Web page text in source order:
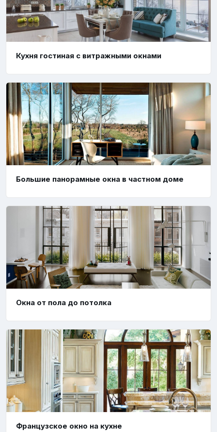
Кухня гостиная с витражными окнами
Большие панорамные окна в частном доме
Окна от пола до потолка
Французское окно на кухне